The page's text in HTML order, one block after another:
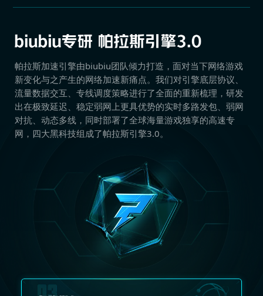
在混乱中寻找出路
均可以所有角色的卡牌。
不同角色拥有不同的手牌槽位和能力，打出卡牌或借助其
他手段来改变手牌顺序，找出让每位角色能充分发挥卡牌
的效果的最优策略。
构筑你的角色
在冒险中获取新的卡牌和手牌槽位，结合各自的特殊能
力，塑造独特的战斗风格
每位角色有30+种效果各异的卡牌，20种独特的手牌槽
踏入回忆的漩涡，重现过去的抉择，在冒险中面临多样化
的选择，获取特殊的永久加成效果
你将在游戏中逐步体验：
-8位各具特色的角色，各自具有7种特殊的天赋技能
-240+张各具特殊能力的卡牌（以及他们的400+种升级版
-160+种可供选择和组合的特殊槽位（以及他们的300+种
升级版本！）
帕拉斯加速引擎由biubiu团队倾力打造，面对当下网络游戏
新变化与之产生的网络加速新痛点。我们对引擎底层协议、
流量数据交互、专线调度策略进行了全面的重新梳理，研发
出在极致延迟、稳定弱网上更具优势的实时多路发包、弱网
对抗、动态多线，同时部署了全球海量游戏独享的高速专
网，四大黑科技组成了帕拉斯引擎3.0。